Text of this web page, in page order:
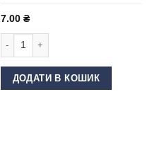
7.00 ₴
ДОДАТИ В КОШИК